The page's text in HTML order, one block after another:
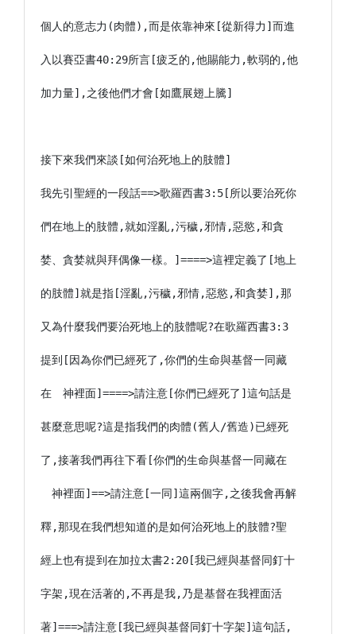
個人的意志力(肉體),而是依靠神來[從新得力]而進
入以賽亞書40:29所言[疲乏的,他賜能力,軟弱的,他
加力量],之後他們才會[如鷹展翅上騰]
接下來我們來談[如何治死地上的肢體]
我先引聖經的一段話==>歌羅西書3:5[所以要治死你
們在地上的肢體,就如淫亂,污穢,邪情,惡慾,和貪
婪、貪婪就與拜偶像一樣。]====>這裡定義了[地上
的肢體]就是指[淫亂,污穢,邪情,惡慾,和貪婪],那
又為什麼我們要治死地上的肢體呢?在歌羅西書3:3
提到[因為你們已經死了,你們的生命與基督一同藏
在　神裡面]====>請注意[你們已經死了]這句話是
甚麼意思呢?這是指我們的肉體(舊人/舊造)已經死
了,接著我們再往下看[你們的生命與基督一同藏在
神裡面]==>請注意[一同]這兩個字,之後我會再解
釋,那現在我們想知道的是如何治死地上的肢體?聖
經上也有提到在加拉太書2:20[我已經與基督同釘十
字架,現在活著的,不再是我,乃是基督在我裡面活
著]===>請注意[我已經與基督同釘十字架]這句話,